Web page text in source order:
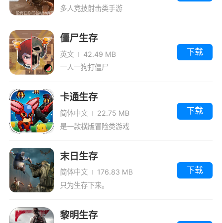
多人竞技射击类手游
僵尸生存
英文
42.49 MB
一人一狗打僵尸
下载
卡通生存
简体中文
22.75 MB
是一款横版冒险类游戏
下载
末日生存
简体中文
176.83 MB
只为生存下来。
下载
黎明生存